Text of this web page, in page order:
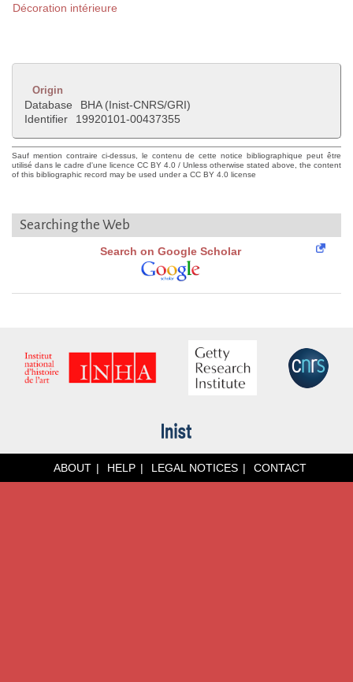
Décoration intérieure
Origin
Database
BHA (Inist-CNRS/GRI)
Identifier
19920101-00437355
Sauf mention contraire ci-dessus, le contenu de cette notice bibliographique peut être
utilisé dans le cadre d'une licence CC BY 4.0 / Unless otherwise stated above, the content
of this bibliographic record may be used under a CC BY 4.0 license
Searching the Web
Search on Google Scholar
ABOUT HELP LEGAL NOTICES CONTACT